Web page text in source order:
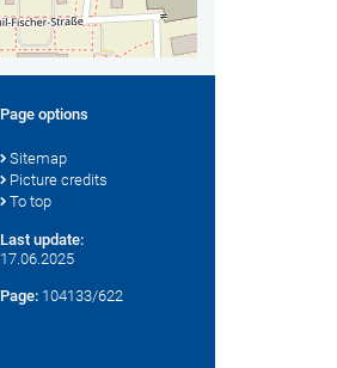
Page options
Sitemap
Picture credits
To top
Last update:
17.06.2025
Page: 104133/622